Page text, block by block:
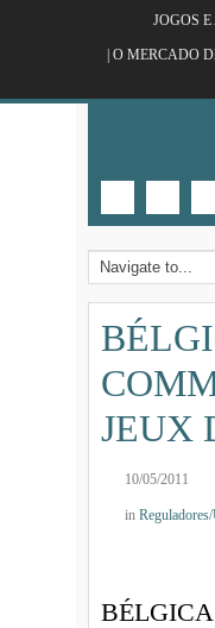
JOGOS
| O MERCADO
JEUX
10/05/2011
in